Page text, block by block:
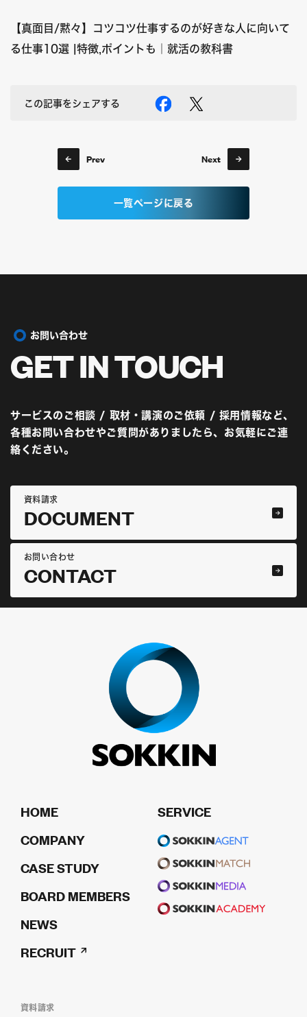
【真面目/黙々】コツコツ仕事するのが好きな人に向いて
る仕事10選 |特徴,ポイントも｜就活の教科書
この記事をシェアする
Prev
一覧ページに戻る
Next
お問い合わせ
GET INTOUCH
サービスのご相談 / 取材・講演のご依頼 / 採用情報など、
各種お問い合わせやご質問がありましたら、お気軽にご連
絡ください。
資料請求
DOCUMENT
お問い合わせ
CONTACT
HOME
COMPANY
SERVICE
CASE STUDY
BOARD MEMBERS
NEWS
RECRUIT
資料請求